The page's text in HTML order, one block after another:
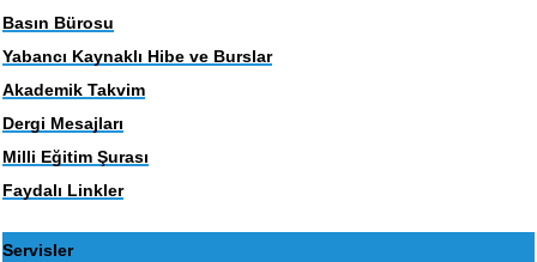
Basın Bürosu
Yabancı Kaynaklı Hibe ve Burslar
Akademik Takvim
Dergi Mesajları
Milli Eğitim Şurası
Faydalı Linkler
Servisler